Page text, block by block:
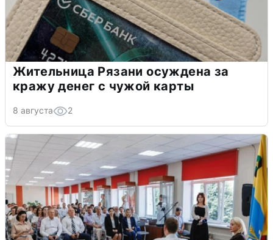
Жительница Рязани осуждена за
кражу денег с чужой карты
8 августа 2